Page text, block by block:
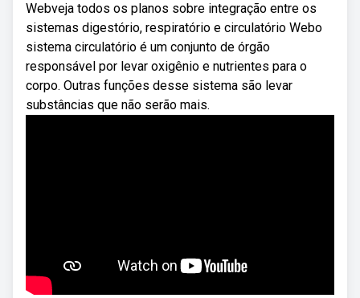
Webveja todos os planos sobre integração entre os
sistemas digestório, respiratório e circulatório Webo
sistema circulatório é um conjunto de órgão
responsável por levar oxigênio e nutrientes para o
corpo. Outras funções desse sistema são levar
substâncias que não serão mais.